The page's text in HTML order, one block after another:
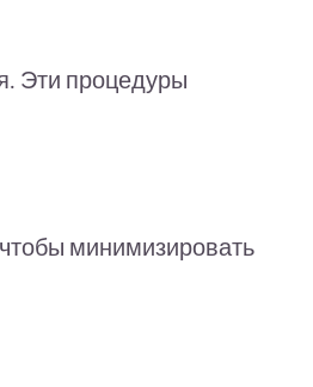
Эти процедуры
минимизировать